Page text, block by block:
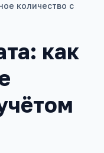
количество с
как